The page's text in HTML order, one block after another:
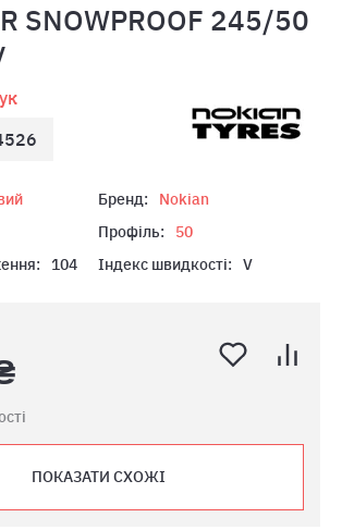
SNOWPROOF 245/50
Бренд:
Nokian
Профіль:
50
104 Індекс швидкості: V
ПОКАЗАТИ СХОЖІ